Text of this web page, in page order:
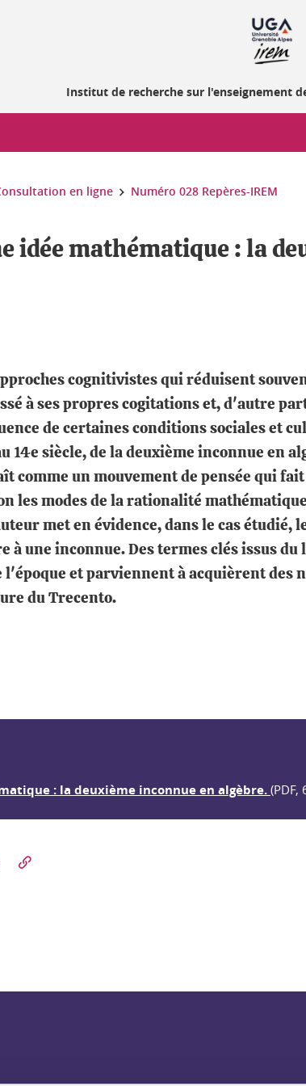
Institut de recherche sur l'enseignement
en ligne Numéro 028 Repères-IREM
idée mathématique : la
cognitivistes qui réduisent
à ses propres cogitations et, d'autre
de certaines conditions sociales et
siècle, de la deuxième inconnue en
comme un mouvement de pensée qui
les modes de la rationalité
met en évidence, dans le cas étudié,
à une inconnue. Des termes clés issus
et parviennent à acquièrent des
du Trecento.
: la deuxième inconnue en algèbre. (PDF,
sur Facebook
Partager sur LinkedIn